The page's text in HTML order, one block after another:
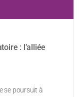
: l’alliée
se poursuit à